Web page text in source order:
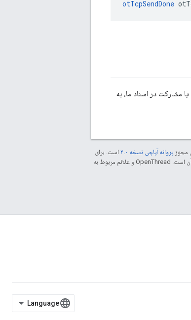
otTcpSendDone
مشارکت در اسناد ما، به
مجوز پروانه آپاچی نسخه ۲.۰
است. برای
مراجعه کنید. جاوا علامت تجاری ثبت‌شده Oracle و/یا شرکت‌های وابسته به آن است. ‫OpenThread و علائم مربوط به